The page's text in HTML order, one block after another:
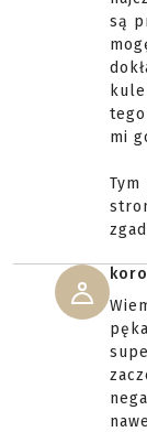
są
mi